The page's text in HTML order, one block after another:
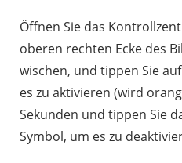
Öffnen Sie das
oberen rechten Ecke des
wischen, und tippen Sie
es zu aktivieren (wird
Sekunden und tippen Sie
Symbol, um es zu